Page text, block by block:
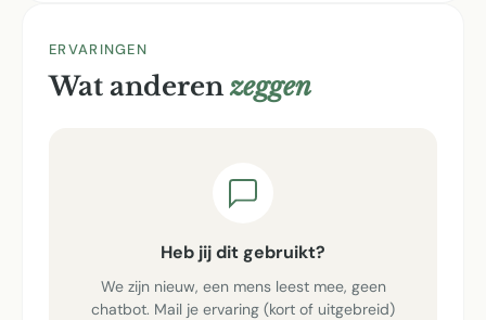
ERVARINGEN
Wat anderenzeggen
Heb jij dit gebruikt?
We zijn nieuw, een mens leest mee, geen
chatbot. Mail je ervaring (kort of uitgebreid)